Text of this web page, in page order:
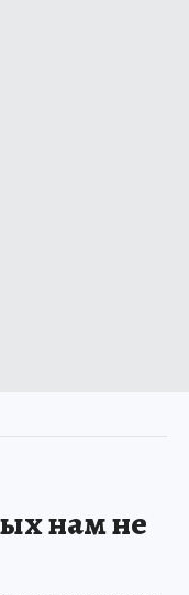
нам не